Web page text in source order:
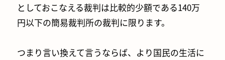
としておこなえる裁判は比較的少額である140万
円以下の簡易裁判所の裁判に限ります。
つまり言い換えて言うならば、より国民の生活に